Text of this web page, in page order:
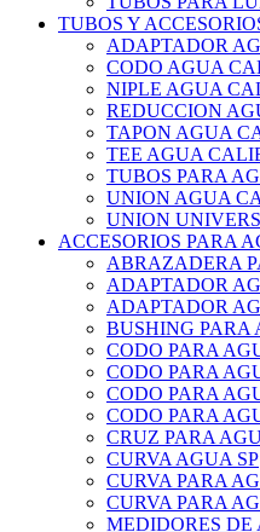
TUBOS Y
ADAPTADOR
CODO AGUA
NIPLE AGUA
REDUCCION
TAPON AGUA
TEE AGUA
TUBOS PARA
UNION AGUA
UNION
ACCESORIOS PARA
ABRAZADERA
ADAPTADOR
ADAPTADOR
BUSHING PARA
CODO PARA
CODO PARA
CODO PARA
CODO PARA
CRUZ PARA
CURVA AGUA SP
CURVA PARA
CURVA PARA
MEDIDORES DE